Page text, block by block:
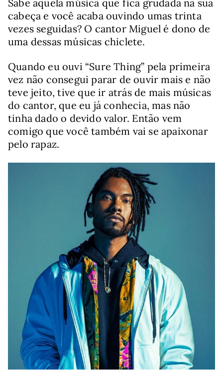
Sabe aquela música que fica grudada na sua
cabeça e você acaba ouvindo umas trinta
vezes seguidas? O cantor Miguel é dono de
uma dessas músicas chiclete.
Quando eu ouvi “Sure Thing” pela primeira
vez não consegui parar de ouvir mais e não
teve jeito, tive que ir atrás de mais músicas
do cantor, que eu já conhecia, mas não
tinha dado o devido valor. Então vem
comigo que você também vai se apaixonar
pelo rapaz.